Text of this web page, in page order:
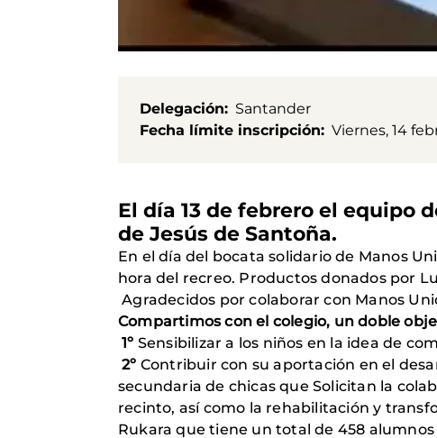
Delegación
Santander
Fecha límite inscripción
Viernes, 14
El día 13 de febrero el equipo
de Jesús de
En el día del bocata solidario de Manos
hora del recreo. Productos donados
Agradecidos por colaborar con Manos
Compartimos con el colegio, un doble
1º Sensibilizar a los niños en la idea de
2º Contribuir con su aportación en el
secundaria de chicas que Solicitan la
recinto, así como la rehabilitación y
Rukara que tiene un total de 458 alumnos